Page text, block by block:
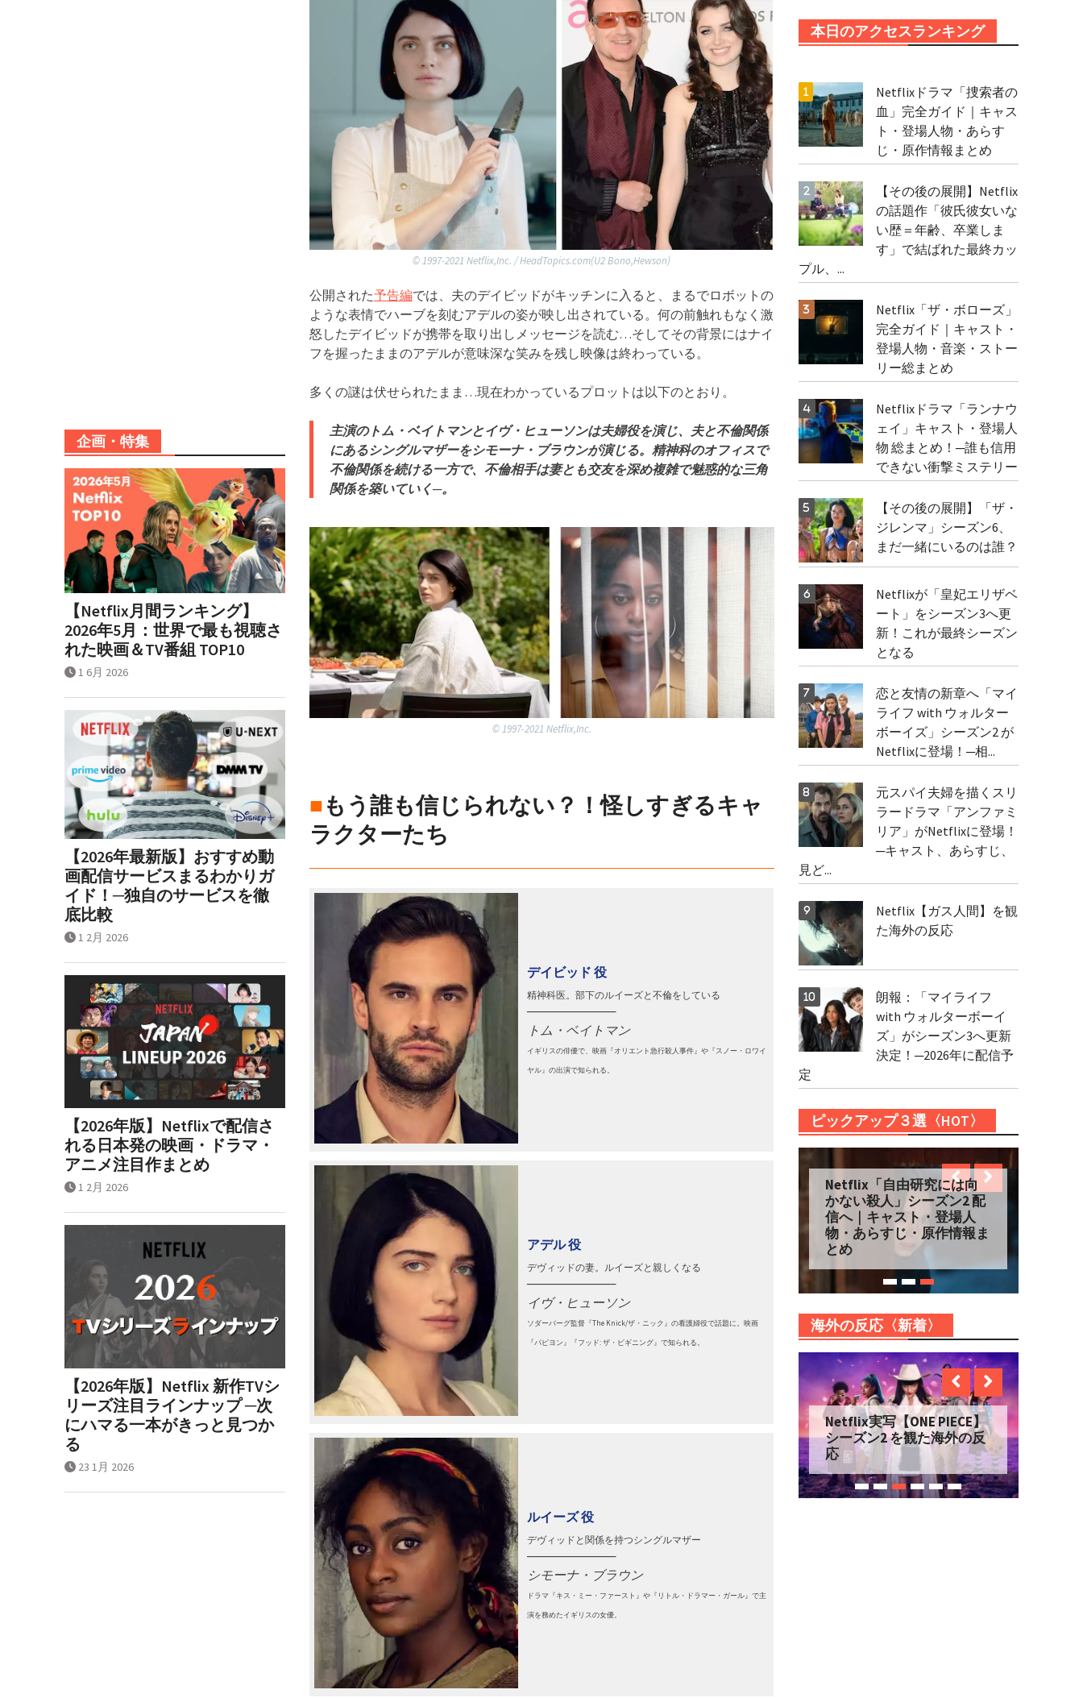
©︎ 1997-2021 Netflix,Inc. / HeadTopics.com(U2 Bono,Hewson)
公開された予告編では、夫のデイビッドがキッチンに入ると、まるでロボットの
ような表情でハーブを刻むアデルの姿が映し出されている。何の前触れもなく激
怒したデイビッドが携帯を取り出しメッセージを読む…そしてその背景にはナイ
フを握ったままのアデルが意味深な笑みを残し映像は終わっている。
多くの謎は伏せられたまま…現在わかっているプロットは以下のとおり。
主演のトム・ベイトマンとイヴ・ヒューソンは夫婦役を演じ、夫と不倫関係
にあるシングルマザーをシモーナ・ブラウンが演じる。精神科のオフィスで
不倫関係を続ける一方で、不倫相手は妻とも交友を深め複雑で魅惑的な三角
関係を築いていく─。
©︎ 1997-2021 Netflix,Inc.
■もう誰も信じられない？！怪しすぎるキャ
ラクターたち
デイビッド 役
精神科医。部下のルイーズと不倫をしている
──────────
トム・ベイトマン
イギリスの俳優で、映画『オリエント急行殺人事件』や『スノー・ロワイ
ヤル』の出演で知られる。
アデル 役
デヴィッドの妻。ルイーズと親しくなる
──────────
イヴ・ヒューソン
ソダーバーグ監督『The Knick/ザ・ニック』の看護婦役で話題に。映画
『パピヨン』『フッド: ザ・ビギニング』で知られる。
ルイーズ 役
デヴィッドと関係を持つシングルマザー
──────────
シモーナ・ブラウン
ドラマ『キス・ミー・ファースト』や『リトル・ドラマー・ガール』で主
演を務めたイギリスの女優。
本日のアクセスランキング
Netflixドラマ「捜索者の
血」完全ガイド｜キャス
ト・登場人物・あらす
じ・原作情報まとめ
【その後の展開】Netflix
の話題作「彼氏彼女いな
い歴＝年齢、卒業しま
す」で結ばれた最終カッ
プル、...
Netflix「ザ・ボローズ」
完全ガイド｜キャスト・
登場人物・音楽・ストー
リー総まとめ
Netflixドラマ「ランナウ
ェイ」キャスト・登場人
物 総まとめ！─誰も信用
できない衝撃ミステリー
【その後の展開】「ザ・
ジレンマ」シーズン6、
まだ一緒にいるのは誰？
Netflixが「皇妃エリザベ
ート」をシーズン3へ更
新！これが最終シーズン
となる
恋と友情の新章へ「マイ
ライフ with ウォルター
ボーイズ」シーズン2 が
Netflixに登場！─相...
元スパイ夫婦を描くスリ
ラードラマ「アンファミ
リア」がNetflixに登場！
─キャスト、あらすじ、
見ど...
Netflix【ガス人間】を観
た海外の反応
朗報：「マイライフ
with ウォルターボーイ
ズ」がシーズン3へ更新
決定！─2026年に配信予
定
ピックアップ３選〈HOT〉
Netflix「自由研究には向
かない殺人」シーズン2 配
信へ｜キャスト・登場人
物・あらすじ・原作情報ま
とめ
海外の反応〈新着〉
Netflix実写【ONE PIECE】
シーズン2 を観た海外の反
応
企画・特集
【Netflix月間ランキング】
2026年5月：世界で最も視聴さ
れた映画＆TV番組 TOP10
1 6月 2026
【2026年最新版】おすすめ動
画配信サービスまるわかりガ
イド！─独自のサービスを徹
底比較
1 2月 2026
【2026年版】Netflixで配信さ
れる日本発の映画・ドラマ・
アニメ注目作まとめ
1 2月 2026
【2026年版】Netflix 新作TVシ
リーズ注目ラインナップ ─次
にハマる一本がきっと見つか
る
23 1月 2026